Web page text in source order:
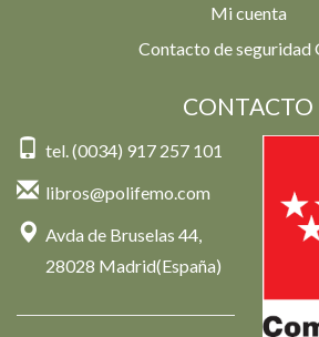
Mi cuenta
Contacto de seguridad
CONTACTO
tel. (0034) 917 257 101
libros@polifemo.com
Avda de Bruselas 44,
28028 Madrid(España)